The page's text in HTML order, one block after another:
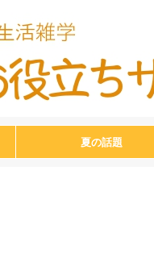
夏の話題